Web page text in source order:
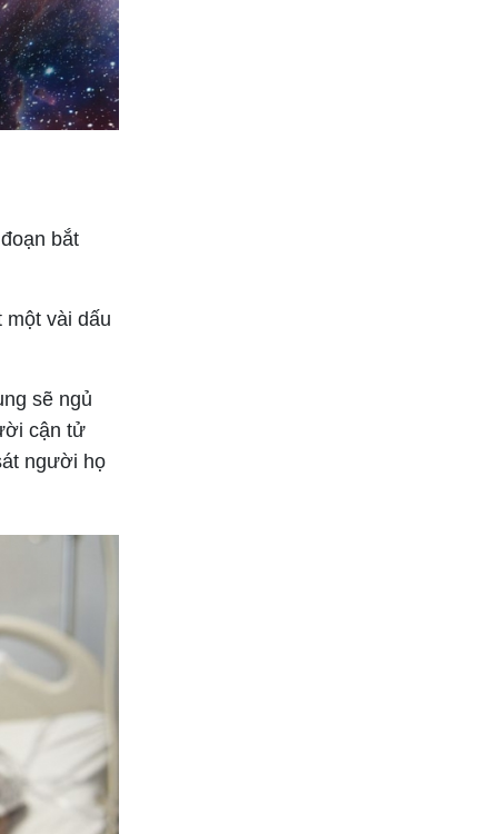
bắt
một vài dấu
sẽ ngủ
cận tử
người họ